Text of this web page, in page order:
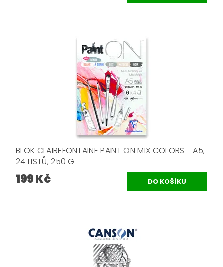
BLOK CLAIREFONTAINE PAINT ON MIX COLORS - A5,
24 LISTŮ, 250 G
199 Kč